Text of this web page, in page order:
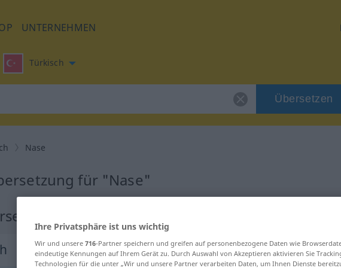
UNTERNEHMEN
Türkisch
Übersetzen
Nase
für "Nase"
Ihre Privatsphäre ist uns wichtig
Wir und unsere 716-Partner speichern und greifen auf personenbezogene Daten wie
eindeutige Kennungen auf Ihrem Gerät zu. Durch Auswahl von Akzeptieren aktivieren Sie
Technologien für die unter „Wir und unsere Partner verarbeiten Daten, um Ihnen Dienste